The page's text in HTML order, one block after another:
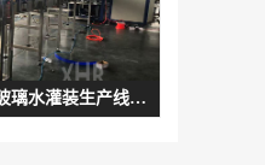
长沙玻璃水灌装生产线厂家满足不同需求